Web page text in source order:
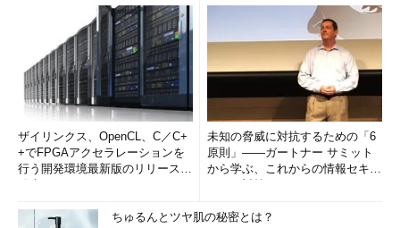
ザイリンクス、OpenCL、C／C+
+でFPGAアクセラレーションを
行う開発環境最新版のリリースを
未知の脅威に対抗するための「6
原則」――ガートナー サミット
から学ぶ、これからの情報セキュ
ちゅるんとツヤ肌の秘密とは？